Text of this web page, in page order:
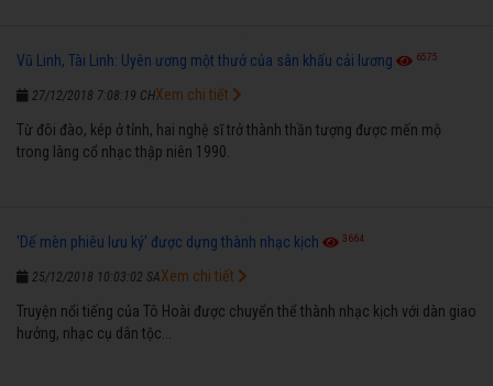
Vũ Linh, Tài Linh: Uyên ương một thưở của sân khấu cải lương 6575
27/12/2018 7:08:19 CH
Từ đôi đào, kép ở tỉnh, hai nghệ sĩ trở thành thần tượng được mến mộ
trong làng cổ nhạc thập niên 1990.
Xem chi tiết
'Dế mèn phiêu lưu ký' được dựng thành nhạc kịch 3664
25/12/2018 10:03:02 SA
Truyện nổi tiếng của Tô Hoài được chuyển thể thành nhạc kịch với dàn giao
hưởng, nhạc cụ dân tộc...
Xem chi tiết